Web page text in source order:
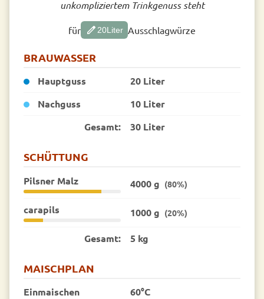
unkompliziertem Trinkgenuss steht
für edit 20Liter Ausschlagwürze
BRAUWASSER
Hauptguss
20 Liter
Nachguss
10 Liter
Gesamt:
30 Liter
SCHÜTTUNG
Pilsner Malz 4000 g (80%)
carapils 1000 g (20%)
Gesamt: 5 kg
MAISCHPLAN
Einmaischen
60°C